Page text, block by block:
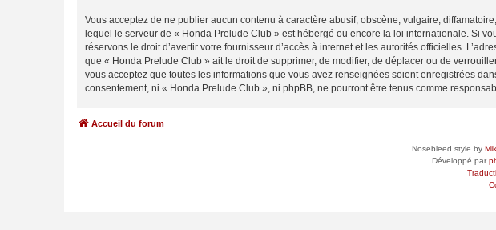
Vous acceptez de ne publier aucun contenu à caractère abusif, obscène, vulgaire,
lequel le serveur de « Honda Prelude Club » est hébergé ou encore la loi internationale. Si
réservons le droit d’avertir votre fournisseur d’accès à internet et les autorités officielles.
que « Honda Prelude Club » ait le droit de supprimer, de modifier, de déplacer ou de
vous acceptez que toutes les informations que vous avez renseignées soient enregistrées
consentement, ni « Honda Prelude Club », ni phpBB, ne pourront être tenus comme
Accueil du forum
Nosebleed style by
Développé par